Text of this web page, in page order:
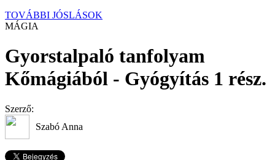
TOVÁBBI JÓSLÁSOK
MÁGIA
Gyorstalpaló tanfolyam
Kőmágiából - Gyógyítás 1 rész.
Szerző:
Szabó Anna